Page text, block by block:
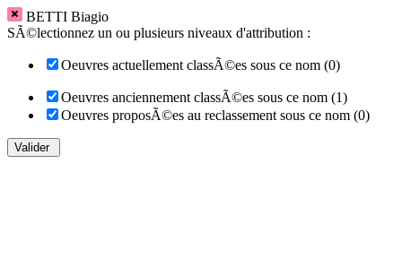
BETTI Biagio
SÃ©lectionnez un ou plusieurs niveaux d'attribution :
Oeuvres actuellement classÃ©es sous ce nom (0)
Oeuvres anciennement classÃ©es sous ce nom (1)
Oeuvres proposÃ©es au reclassement sous ce nom (0)
Valider